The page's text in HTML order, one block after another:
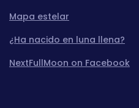
Mapa estelar
¿Ha nacido en luna llena?
NextFullMoon on Facebook